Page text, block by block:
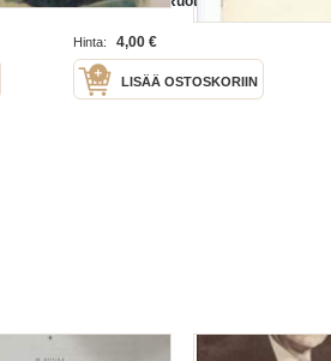
Kustaa V, tasavallan presidentti P
E Svinhuvud, Tanskan ja Islannin
Hinta: 4,00 €
LISÄÄ OSTOSKORIIN